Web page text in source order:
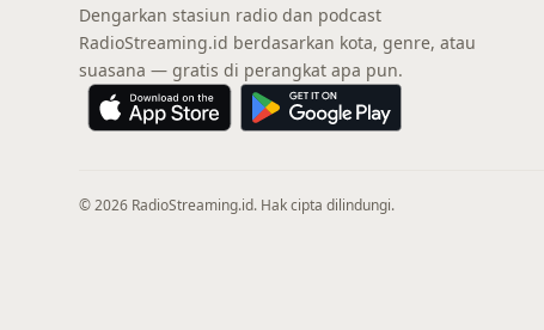
Dengarkan stasiun radio dan podcast
RadioStreaming.id berdasarkan kota, genre, atau
suasana — gratis di perangkat apa pun.
© 2026 RadioStreaming.id. Hak cipta dilindungi.